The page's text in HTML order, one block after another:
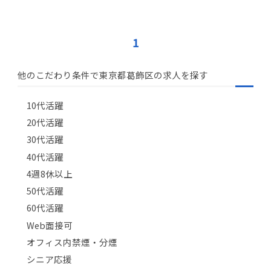
1
他のこだわり条件で東京都葛飾区の求人を探す
10代活躍
20代活躍
30代活躍
40代活躍
4週8休以上
50代活躍
60代活躍
Web面接可
オフィス内禁煙・分煙
シニア応援